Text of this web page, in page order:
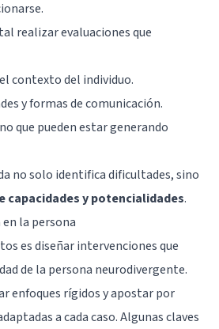
realizar evaluaciones que
contexto del individuo.
y formas de comunicación.
que pueden estar generando
no solo identifica dificultades, sino
capacidades y potencialidades.
la persona
es diseñar intervenciones que
de la persona neurodivergente.
enfoques rígidos y apostar por
a cada caso. Algunas claves